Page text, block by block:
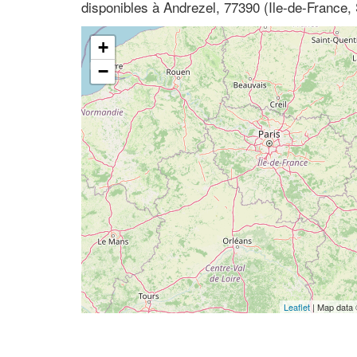
disponibles à Andrezel, 77390 (Ile-de-
+
−
Leaflet| Map